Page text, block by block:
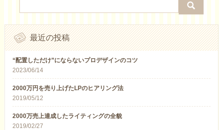
最近の投稿
“配置しただけ”にならないプロデザインのコツ
2023/06/14
2000万円を売り上げたLPのヒアリング法
2019/05/12
2000万売上達成したライティングの全貌
2019/02/27